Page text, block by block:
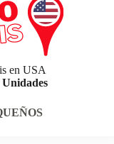
en USA